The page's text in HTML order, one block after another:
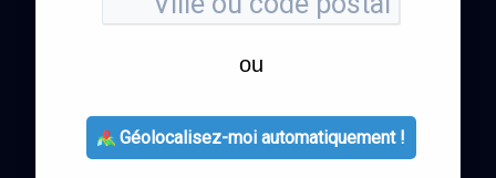
ou
Géolocalisez-moi automatiquement !